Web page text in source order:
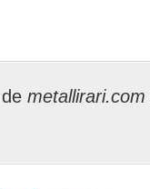
metallirari.com